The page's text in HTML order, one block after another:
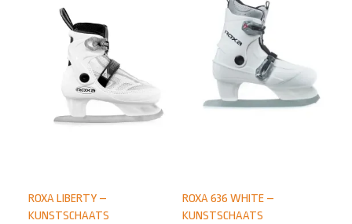
ROXA 636 WHITE –
KUNSTSCHAATS
ROXA LIBERTY –
KUNSTSCHAATS